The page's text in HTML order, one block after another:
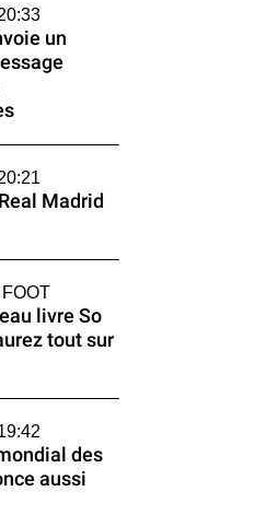
un
Madrid
livre So
tout sur
des
aussi